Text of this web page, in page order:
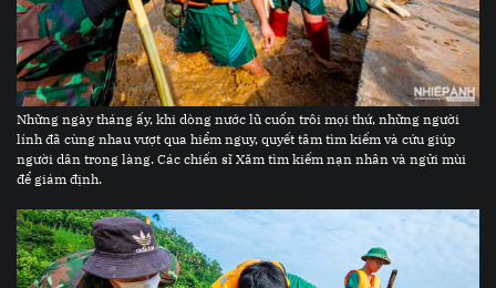
Những ngày tháng ấy, khi dòng nước lũ cuốn trôi mọi thứ, những người
lính đã cùng nhau vượt qua hiểm nguy, quyết tâm tìm kiếm và cứu giúp
người dân trong làng. Các chiến sĩ Xăm tìm kiếm nạn nhân và ngửi mùi
để giám định.